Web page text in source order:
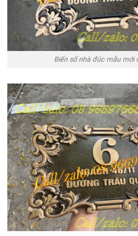
Biển số nhà đúc mẫu mới